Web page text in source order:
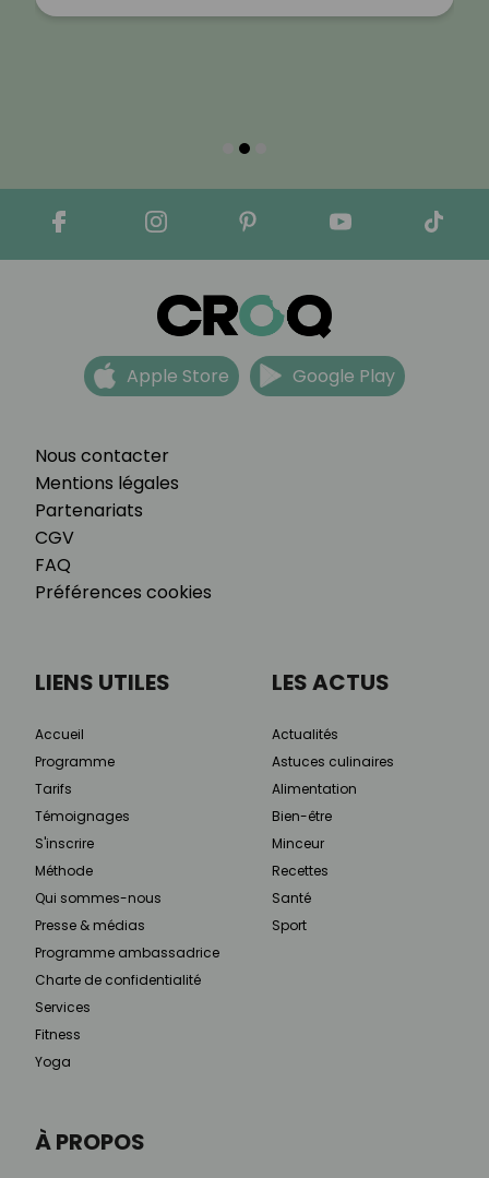
Nous contacter
Mentions légales
Partenariats
CGV
FAQ
Préférences cookies
Apple Store Google Play
À PROPOS
LIENS UTILES
Accueil
Programme
Tarifs
Témoignages
S'inscrire
Méthode
Qui sommes-nous
Presse & médias
Programme ambassadrice
Charte de confidentialité
Services
Fitness
Yoga
LES ACTUS
Actualités
Astuces culinaires
Alimentation
Bien-être
Minceur
Recettes
Santé
Sport